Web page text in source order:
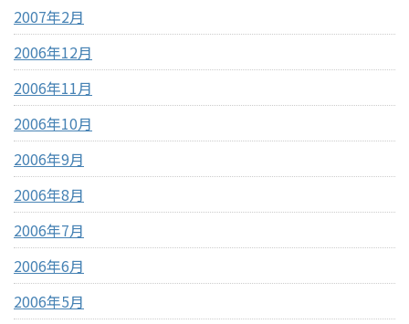
2007年2月
2006年12月
2006年11月
2006年10月
2006年9月
2006年8月
2006年7月
2006年6月
2006年5月